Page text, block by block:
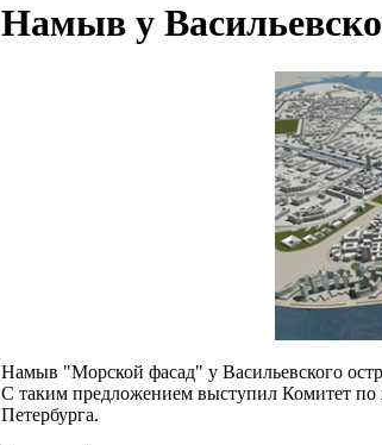
Намыв у
Намыв "Морской фасад" у Васильевского
С таким предложением выступил Комитет по
Петербурга.